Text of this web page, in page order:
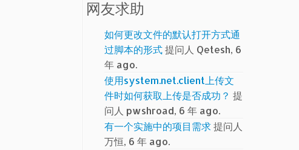
网友求助
如何更改文件的默认打开方式通
过脚本的形式提问人 Qetesh, 6
年 ago.
使用system.net.client上传文
件时如何获取上传是否成功？ 提
问人 pwshroad, 6 年 ago.
有一个实施中的项目需求提问人
万恒, 6 年 ago.